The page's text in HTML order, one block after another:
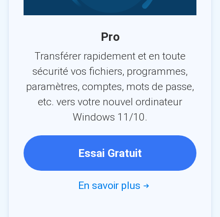
Pro
Transférer rapidement et en toute
sécurité vos fichiers, programmes,
paramètres, comptes, mots de passe,
etc. vers votre nouvel ordinateur
Windows 11/10.
Essai Gratuit
En savoir plus 